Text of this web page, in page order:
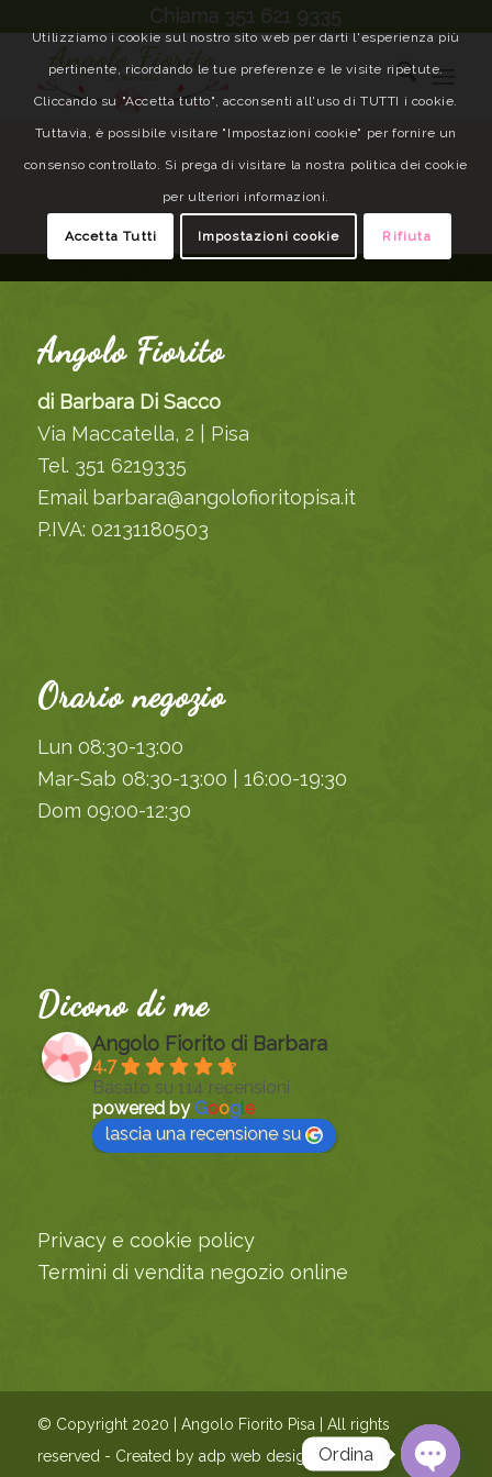
Chiama 351 621 9335
Angolo Fiorito
di Barbara Di Sacco
Via Maccatella, 2 | Pisa
Tel. 351 6219335
Email barbara@angolofioritopisa.it
P.IVA: 02131180503
Orario negozio
Lun 08:30-13:00
Mar-Sab 08:30-13:00 | 16:00-19:30
Dom 09:00-12:30
Dicono di me
Angolo Fiorito di Barbara
4.7
Basato su 114 recensioni
powered byGoogle
lascia una recensione su
Privacy e cookie policy
Termini di vendita negozio online
© Copyright 2020 | Angolo Fiorito Pisa | All rights
reserved - Created byadp web design
Utilizziamo i cookie sul nostro sito web per darti l'esperienza più
pertinente, ricordando le tue preferenze e le visite ripetute.
Cliccando su "Accetta tutto", acconsenti all'uso di TUTTI i cookie.
Tuttavia, è possibile visitare "Impostazioni cookie" per fornire un
consenso controllato. Si prega di visitare la nostra politica dei cookie
per ulteriori informazioni.
Accetta Tutti Impostazioni cookie Rifiuta
Ordina